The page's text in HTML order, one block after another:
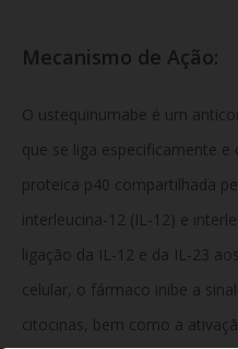
Mecanismo de Ação:
O ustequinumabe é um
que se liga especificamente
proteica p40 compartilhada
interleucina-12 (IL-12) e
ligação da IL-12 e da IL-23
celular, o fármaco inibe a
citocinas, bem como a